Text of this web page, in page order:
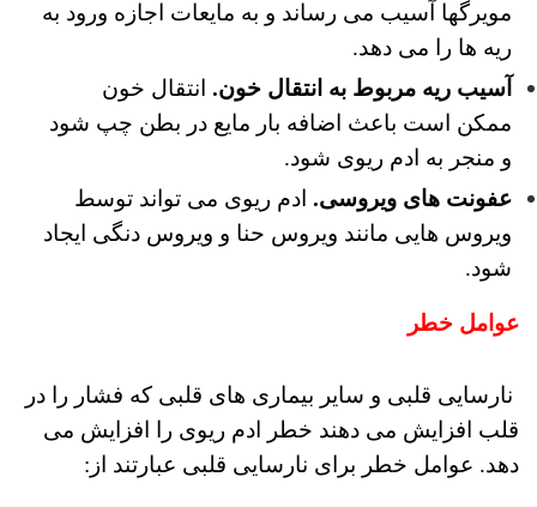
مویرگها آسیب می رساند و به مایعات اجازه ورود به
ریه ها را می دهد.
آسیب ریه مربوط به انتقال خون. انتقال خون
ممکن است باعث اضافه بار مایع در بطن چپ شود
و منجر به ادم ریوی شود.
عفونت های ویروسی. ادم ریوی می تواند توسط
ویروس هایی مانند ویروس حنا و ویروس دنگی ایجاد
شود.
عوامل خطر
نارسایی قلبی و سایر بیماری های قلبی که فشار را در
قلب افزایش می دهند خطر ادم ریوی را افزایش می
دهد. عوامل خطر برای نارسایی قلبی عبارتند از: